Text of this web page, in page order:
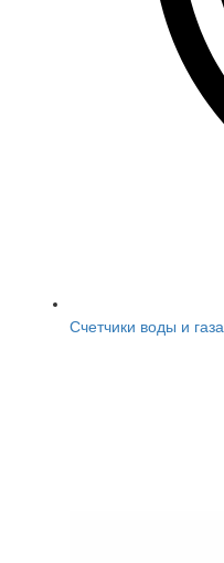
Счетчики воды и газа